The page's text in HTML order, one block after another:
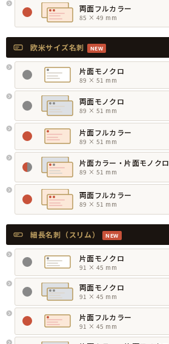
両面フルカラー
85 × 49 mm
欧米サイズ名刺 NEW
片面モノクロ
89 × 51 mm
両面モノクロ
89 × 51 mm
片面フルカラー
89 × 51 mm
片面カラー・片面モノクロ
89 × 51 mm
両面フルカラー
89 × 51 mm
細長名刺（スリム） NEW
片面モノクロ
91 × 45 mm
両面モノクロ
91 × 45 mm
片面フルカラー
91 × 45 mm